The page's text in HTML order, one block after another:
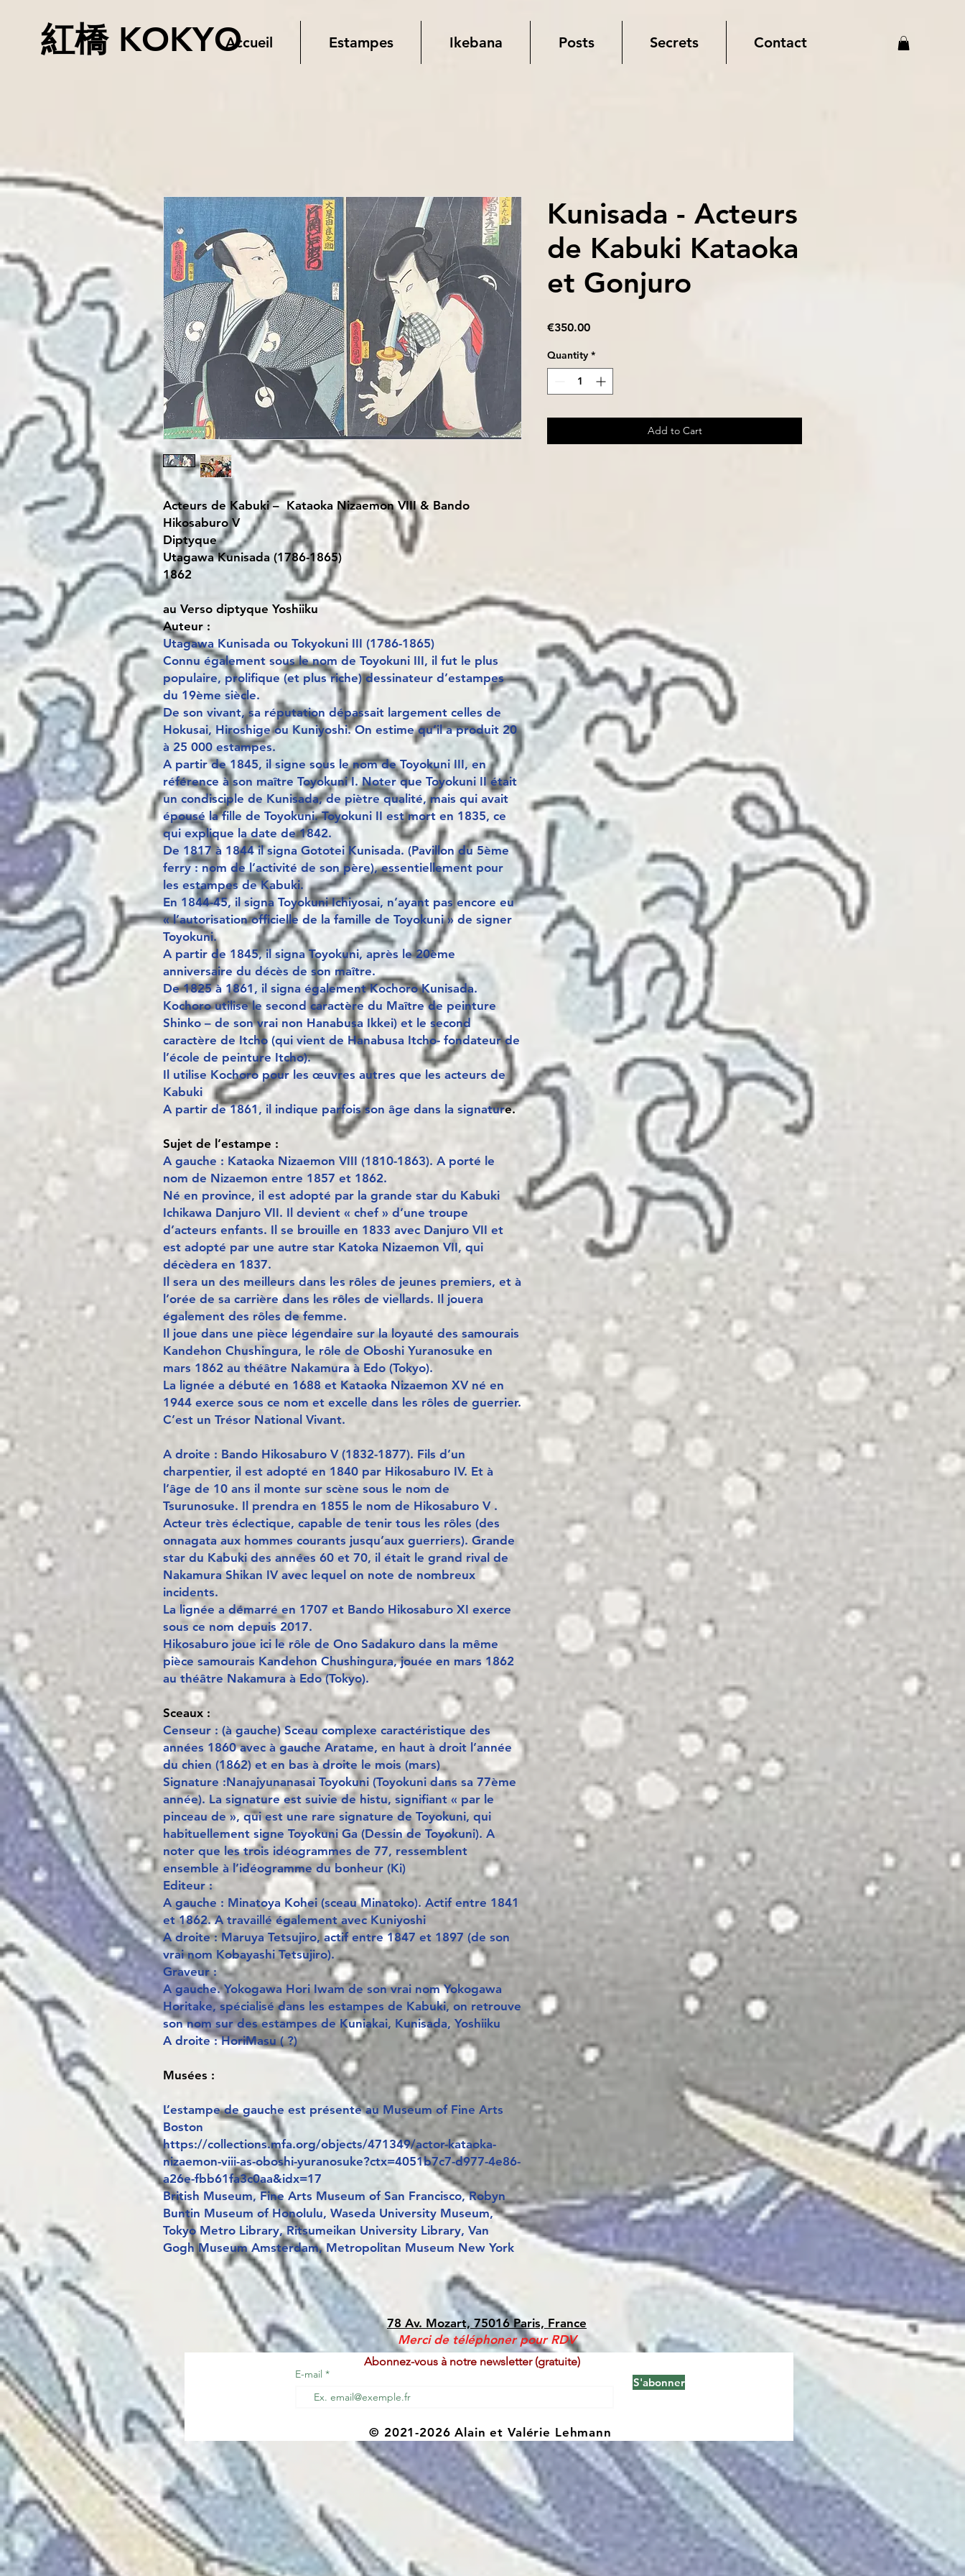
紅橋 KOKYOAccueil Estampes Ikebana Posts Secrets Contact
Acteurs de Kabuki – Kataoka Nizaemon VIII & Bando
Hikosaburo V
Diptyque
Utagawa Kunisada (1786-1865)
1862
au Verso diptyque Yoshiiku
Auteur :
Utagawa Kunisada ou Tokyokuni III (1786-1865)
Connu également sous le nom de Toyokuni III, il fut le plus
populaire, prolifique (et plus riche) dessinateur d’estampes
du 19ème siècle.
De son vivant, sa réputation dépassait largement celles de
Hokusai, Hiroshige ou Kuniyoshi. On estime qu’il a produit 20
à 25 000 estampes.
A partir de 1845, il signe sous le nom de Toyokuni III, en
référence à son maître Toyokuni I. Noter que Toyokuni II était
un condisciple de Kunisada, de piètre qualité, mais qui avait
épousé la fille de Toyokuni. Toyokuni II est mort en 1835, ce
qui explique la date de 1842.
De 1817 à 1844 il signa Gototei Kunisada. (Pavillon du 5ème
ferry : nom de l’activité de son père), essentiellement pour
les estampes de Kabuki.
En 1844-45, il signa Toyokuni Ichiyosai, n’ayant pas encore eu
« l’autorisation officielle de la famille de Toyokuni » de signer
Toyokuni.
A partir de 1845, il signa Toyokuni, après le 20ème
anniversaire du décès de son maître.
De 1825 à 1861, il signa également Kochoro Kunisada.
Kochoro utilise le second caractère du Maître de peinture
Shinko – de son vrai non Hanabusa Ikkei) et le second
caractère de Itcho (qui vient de Hanabusa Itcho- fondateur de
l’école de peinture Itcho).
Il utilise Kochoro pour les œuvres autres que les acteurs de
Kabuki
A partir de 1861, il indique parfois son âge dans la signature.
Sujet de l’estampe :
A gauche : Kataoka Nizaemon VIII (1810-1863). A porté le
nom de Nizaemon entre 1857 et 1862.
Né en province, il est adopté par la grande star du Kabuki
Ichikawa Danjuro VII. Il devient « chef » d’une troupe
d’acteurs enfants. Il se brouille en 1833 avec Danjuro VII et
est adopté par une autre star Katoka Nizaemon VII, qui
décèdera en 1837.
Il sera un des meilleurs dans les rôles de jeunes premiers, et à
l’orée de sa carrière dans les rôles de viellards. Il jouera
également des rôles de femme.
Il joue dans une pièce légendaire sur la loyauté des samourais
Kandehon Chushingura, le rôle de Oboshi Yuranosuke en
mars 1862 au théâtre Nakamura à Edo (Tokyo).
La lignée a débuté en 1688 et Kataoka Nizaemon XV né en
1944 exerce sous ce nom et excelle dans les rôles de guerrier.
C’est un Trésor National Vivant.
A droite : Bando Hikosaburo V (1832-1877). Fils d’un
charpentier, il est adopté en 1840 par Hikosaburo IV. Et à
l’âge de 10 ans il monte sur scène sous le nom de
Tsurunosuke. Il prendra en 1855 le nom de Hikosaburo V .
Acteur très éclectique, capable de tenir tous les rôles (des
onnagata aux hommes courants jusqu’aux guerriers). Grande
star du Kabuki des années 60 et 70, il était le grand rival de
Nakamura Shikan IV avec lequel on note de nombreux
incidents.
La lignée a démarré en 1707 et Bando Hikosaburo XI exerce
sous ce nom depuis 2017.
Hikosaburo joue ici le rôle de Ono Sadakuro dans la même
pièce samourais Kandehon Chushingura, jouée en mars 1862
au théâtre Nakamura à Edo (Tokyo).
Sceaux :
Censeur : (à gauche) Sceau complexe caractéristique des
années 1860 avec à gauche Aratame, en haut à droit l’année
du chien (1862) et en bas à droite le mois (mars)
Signature :Nanajyunanasai Toyokuni (Toyokuni dans sa 77ème
année). La signature est suivie de histu, signifiant « par le
pinceau de », qui est une rare signature de Toyokuni, qui
habituellement signe Toyokuni Ga (Dessin de Toyokuni). A
noter que les trois idéogrammes de 77, ressemblent
ensemble à l’idéogramme du bonheur (Ki)
Editeur :
A gauche : Minatoya Kohei (sceau Minatoko). Actif entre 1841
et 1862. A travaillé également avec Kuniyoshi
A droite : Maruya Tetsujiro, actif entre 1847 et 1897 (de son
vrai nom Kobayashi Tetsujiro).
Graveur :
A gauche. Yokogawa Hori Iwam de son vrai nom Yokogawa
Horitake, spécialisé dans les estampes de Kabuki, on retrouve
son nom sur des estampes de Kuniakai, Kunisada, Yoshiiku
A droite : HoriMasu ( ?)
Musées :
L’estampe de gauche est présente au Museum of Fine Arts
Boston
https://collections.mfa.org/objects/471349/actor-kataoka-
nizaemon-viii-as-oboshi-yuranosuke?ctx=4051b7c7-d977-4e86-
a26e-fbb61fa3c0aa&idx=17
British Museum, Fine Arts Museum of San Francisco, Robyn
Buntin Museum of Honolulu, Waseda University Museum,
Tokyo Metro Library, Ritsumeikan University Library, Van
Gogh Museum Amsterdam, Metropolitan Museum New York
Kunisada - Acteurs
de Kabuki Kataoka
et Gonjuro
€350.00Price
Quantity *
Add to Cart
78 Av. Mozart, 75016 Paris, France
Merci de téléphoner pour RDV
Abonnez-vous à notre newsletter (gratuite)
E-mail
S'abonner
© 2021-2026 Alain et Valérie Lehmann